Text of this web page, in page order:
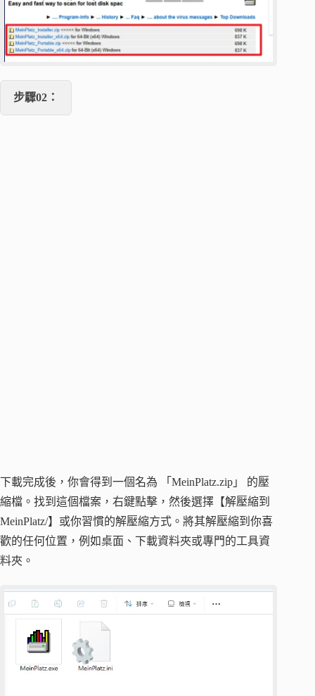
步驟02：
下載完成後，你會得到一個名為 「MeinPlatz.zip」 的壓
縮檔。找到這個檔案，右鍵點擊，然後選擇【解壓縮到
MeinPlatz/】或你習慣的解壓縮方式。將其解壓縮到你喜
歡的任何位置，例如桌面、下載資料夾或專門的工具資
料夾。